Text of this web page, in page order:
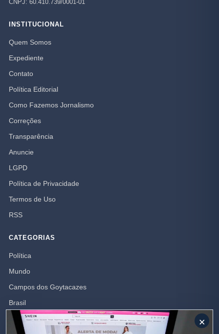
CNPJ: 60.410.739/0001-01
INSTITUCIONAL
Quem Somos
Expediente
Contato
Política Editorial
Como Fazemos Jornalismo
Correções
Transparência
Anuncie
LGPD
Política de Privacidade
Termos de Uso
RSS
CATEGORIAS
Política
Mundo
Campos dos Goytacazes
Brasil
Opinião
×